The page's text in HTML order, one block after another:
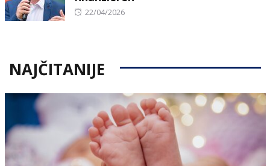
Posted
22/04/2026
NAJČITANIJE